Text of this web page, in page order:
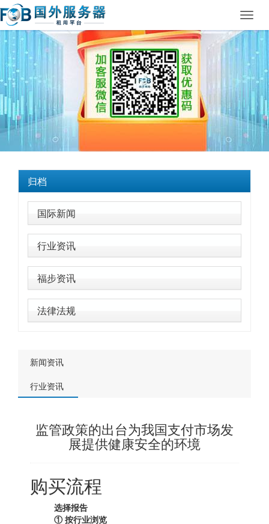
归档
国际新闻
行业资讯
福步资讯
法律法规
新闻资讯
行业资讯
监管政策的出台为我国支付市场发
展提供健康安全的环境
购买流程
选择报告
① 按行业浏览